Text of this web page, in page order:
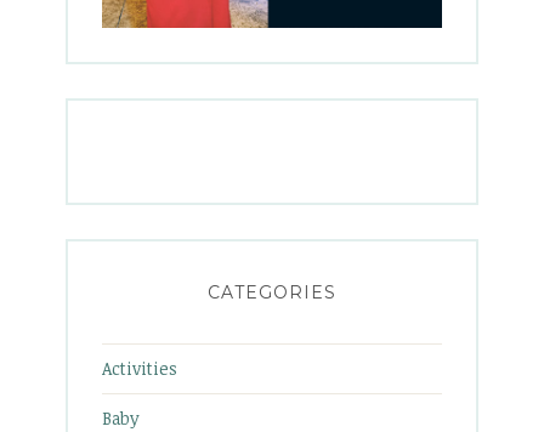
CATEGORIES
Activities
Baby